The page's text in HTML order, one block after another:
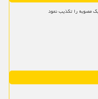
مصوبه را تکذیب نمود